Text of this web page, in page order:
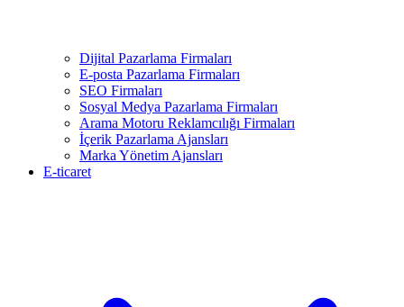
Dijital Pazarlama Firmaları
E-posta Pazarlama Firmaları
SEO Firmaları
Sosyal Medya Pazarlama Firmaları
Arama Motoru Reklamcılığı Firmaları
İçerik Pazarlama Ajansları
Marka Yönetim Ajansları
E-ticaret